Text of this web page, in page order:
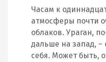
Часам к
атмосферы почти
облаков. Ураган,
дальше на запад, –
себя. Может быть,